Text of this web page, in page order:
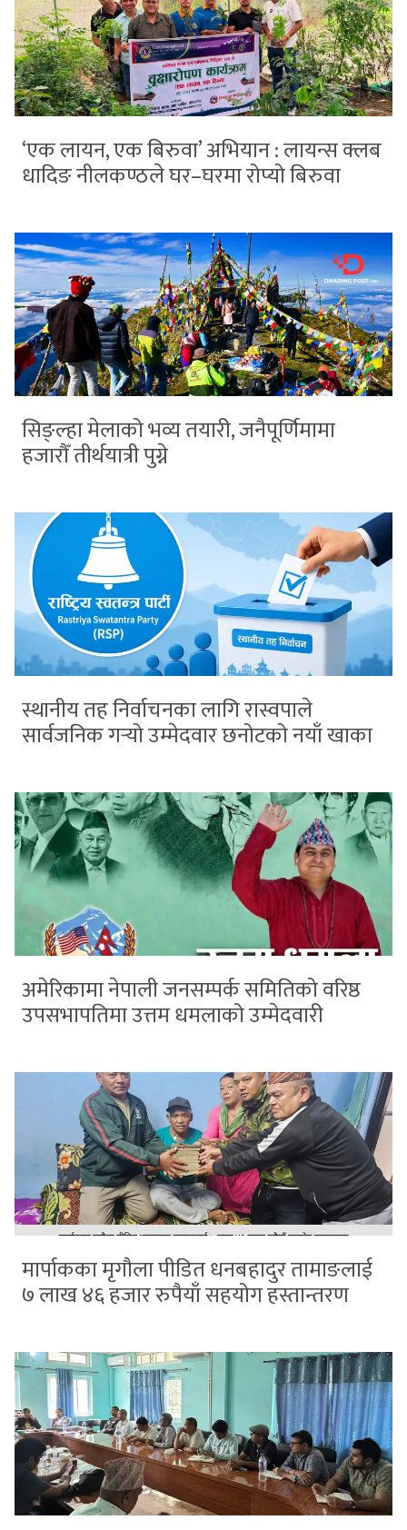
‘एक लायन, एक बिरुवा’ अभियान : लायन्स क्लब
धादिङ नीलकण्ठले घर–घरमा रोप्यो बिरुवा
सिङ्ल्हा मेलाको भव्य तयारी, जनैपूर्णिमामा
हजारौँ तीर्थयात्री पुग्ने
स्थानीय तह निर्वाचनका लागि रास्वपाले
सार्वजनिक गर्‍यो उम्मेदवार छनोटको नयाँ खाका
अमेरिकामा नेपाली जनसम्पर्क समितिको वरिष्ठ
उपसभापतिमा उत्तम धमलाको उम्मेदवारी
मार्पाकका मृगौला पीडित धनबहादुर तामाङलाई
७ लाख ४६ हजार रुपैयाँ सहयोग हस्तान्तरण